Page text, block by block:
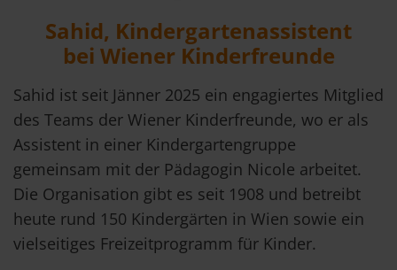
Sahid, Kindergartenassistent
bei Wiener Kinderfreunde
Sahid ist seit Jänner 2025 ein engagiertes Mitglied
des Teams der Wiener Kinderfreunde, wo er als
Assistent in einer Kindergartengruppe
gemeinsam mit der Pädagogin Nicole arbeitet.
Die Organisation gibt es seit 1908 und betreibt
heute rund 150 Kindergärten in Wien sowie ein
vielseitiges Freizeitprogramm für Kinder.